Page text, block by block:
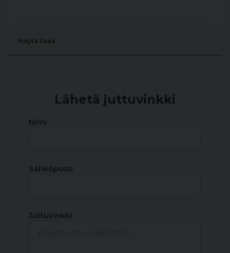
Näytä lisää
Lähetä juttuvinkki
Nimi
Sähköposti
Juttuvinkki